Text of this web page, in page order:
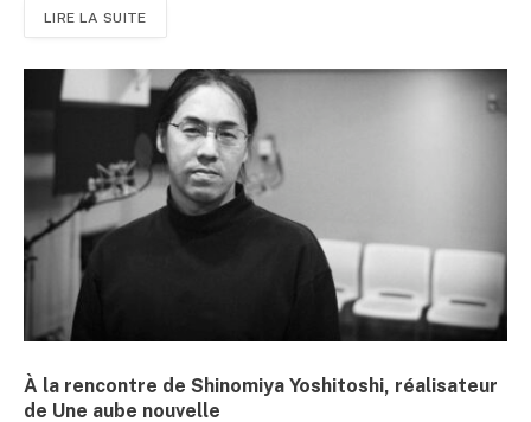
LIRE LA SUITE
À la rencontre de Shinomiya Yoshitoshi, réalisateur
de Une aube nouvelle